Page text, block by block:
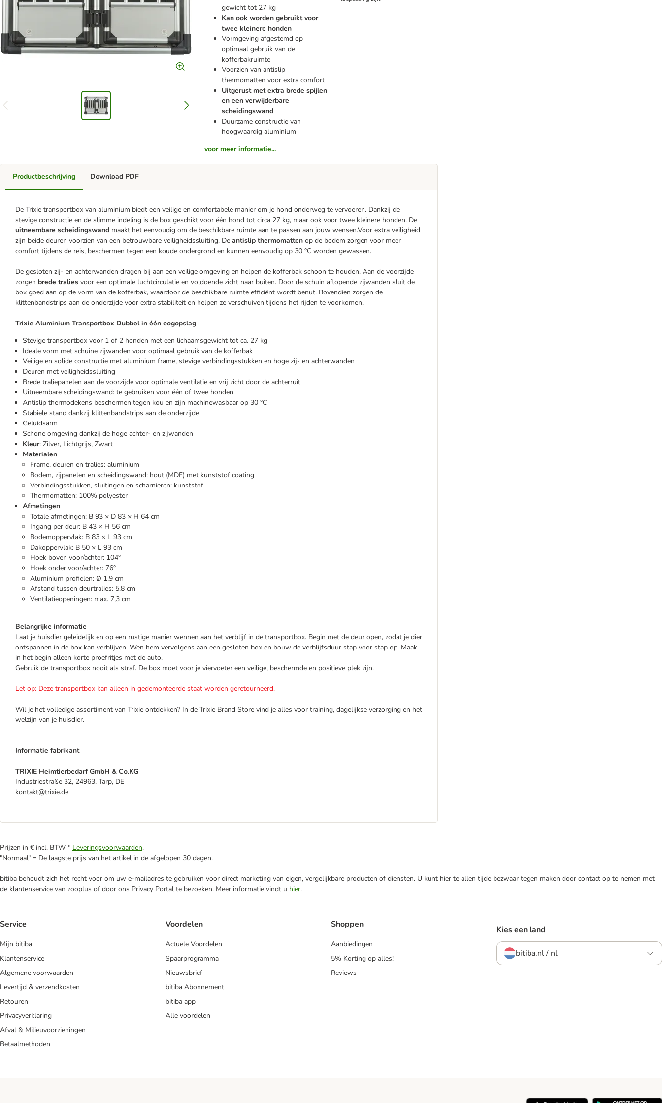
gewicht tot 27 kg
Kan ook worden gebruikt voor
twee kleinere honden
Vormgeving afgestemd op
optimaal gebruik van de
kofferbakruimte
Voorzien van antislip
thermomatten voor extra comfort
Uitgerust met extra brede spijlen
en een verwijderbare
scheidingswand
Duurzame constructie van
hoogwaardig aluminium
voor meer informatie...
Productbeschrijving
De Trixie transportbox van aluminium biedt een veilige en comfortabele manier om je hond onderweg te vervoeren. Dankzij de
stevige constructie en de slimme indeling is de box geschikt voor één hond tot circa 27 kg, maar ook voor twee kleinere honden. De
uitneembare scheidingswand maakt het eenvoudig om de beschikbare ruimte aan te passen aan jouw wensen.Voor extra veiligheid
zijn beide deuren voorzien van een betrouwbare veiligheidssluiting. De antislip thermomatten op de bodem zorgen voor meer
comfort tijdens de reis, beschermen tegen een koude ondergrond en kunnen eenvoudig op 30 °C worden gewassen.
De gesloten zij- en achterwanden dragen bij aan een veilige omgeving en helpen de kofferbak schoon te houden. Aan de voorzijde
zorgen brede tralies voor een optimale luchtcirculatie en voldoende zicht naar buiten. Door de schuin aflopende zijwanden sluit de
box goed aan op de vorm van de kofferbak, waardoor de beschikbare ruimte efficiënt wordt benut. Bovendien zorgen de
klittenbandstrips aan de onderzijde voor extra stabiliteit en helpen ze verschuiven tijdens het rijden te voorkomen.
Trixie Aluminium Transportbox Dubbel in één oogopslag
Stevige transportbox voor 1 of 2 honden met een lichaamsgewicht tot ca. 27 kg
Ideale vorm met schuine zijwanden voor optimaal gebruik van de kofferbak
Veilige en solide constructie met aluminium frame, stevige verbindingsstukken en hoge zij- en achterwanden
Deuren met veiligheidssluiting
Brede traliepanelen aan de voorzijde voor optimale ventilatie en vrij zicht door de achterruit
Uitneembare scheidingswand: te gebruiken voor één of twee honden
Antislip thermodekens beschermen tegen kou en zijn machinewasbaar op 30 °C
Stabiele stand dankzij klittenbandstrips aan de onderzijde
Geluidsarm
Schone omgeving dankzij de hoge achter- en zijwanden
Kleur: Zilver, Lichtgrijs, Zwart
Materialen
Frame, deuren en tralies: aluminium
Bodem, zijpanelen en scheidingswand: hout (MDF) met kunststof coating
Verbindingsstukken, sluitingen en scharnieren: kunststof
Thermomatten: 100% polyester
Afmetingen
Totale afmetingen: B 93 × D 83 × H 64 cm
Ingang per deur: B 43 × H 56 cm
Bodemoppervlak: B 83 × L 93 cm
Dakoppervlak: B 50 × L 93 cm
Hoek boven voor/achter: 104°
Hoek onder voor/achter: 76°
Aluminium profielen: Ø 1,9 cm
Afstand tussen deurtralies: 5,8 cm
Ventilatieopeningen: max. 7,3 cm
Belangrijke informatie
Laat je huisdier geleidelijk en op een rustige manier wennen aan het verblijf in de transportbox. Begin met de deur open, zodat je dier
ontspannen in de box kan verblijven. Wen hem vervolgens aan een gesloten box en bouw de verblijfsduur stap voor stap op. Maak
in het begin alleen korte proefritjes met de auto.
Gebruik de transportbox nooit als straf. De box moet voor je viervoeter een veilige, beschermde en positieve plek zijn.
Let op: Deze transportbox kan alleen in gedemonteerde staat worden geretourneerd.
Wil je het volledige assortiment van Trixie ontdekken? In de Trixie Brand Store vind je alles voor training, dagelijkse verzorging en het
welzijn van je huisdier.
Informatie fabrikant
TRIXIE Heimtierbedarf GmbH & Co.KG
Industriestraße 32, 24963, Tarp, DE
kontakt@trixie.de
Download PDF
Prijzen in € incl. BTW * Leveringsvoorwaarden.
"Normaal" = De laagste prijs van het artikel in de afgelopen 30 dagen.
bitiba behoudt zich het recht voor om uw e-mailadres te gebruiken voor direct marketing van eigen, vergelijkbare producten of diensten. U kunt hier te allen tijde bezwaar tegen maken door contact op te nemen met
de klantenservice van zooplus of door ons Privacy Portal te bezoeken. Meer informatie vindt u hier.
Service
Mijn bitiba
Klantenservice
Algemene voorwaarden
Levertijd & verzendkosten
Retouren
Privacyverklaring
Afval & Milieuvoorzieningen
Betaalmethoden
Voordelen
Actuele Voordelen
Spaarprogramma
Nieuwsbrief
bitiba Abonnement
bitiba app
Alle voordelen
Shoppen
Aanbiedingen
5% Korting op alles!
Reviews
Kies een land
bitiba.nl / nl